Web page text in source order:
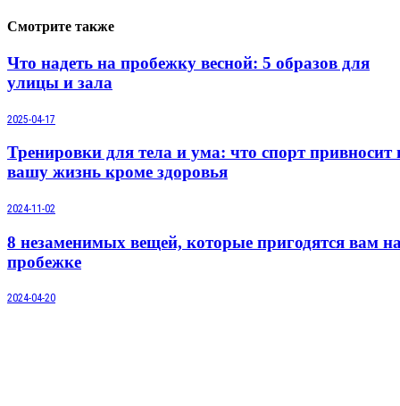
Смотрите также
Что надеть на пробежку весной: 5 образов для
улицы и зала
2025-04-17
Тренировки для тела и ума: что спорт привносит
вашу жизнь кроме здоровья
2024-11-02
8 незаменимых вещей, которые пригодятся вам
пробежке
2024-04-20